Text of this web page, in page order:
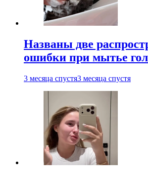
Названы две
ошибки при мытье
3 месяца спустя3 месяца спустя